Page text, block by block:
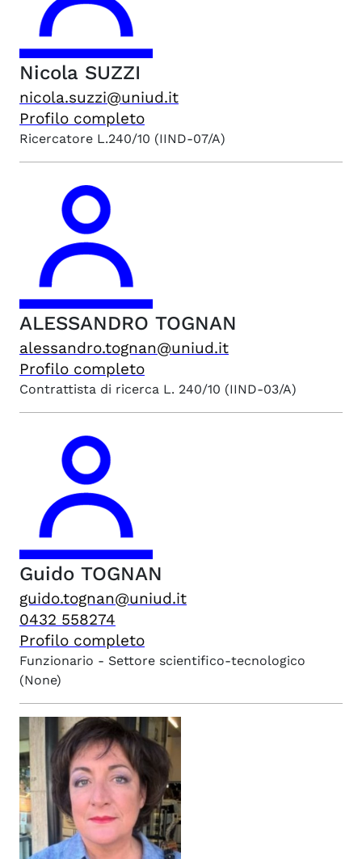
Nicola SUZZI
nicola.suzzi@uniud.it
Profilo completo
Ricercatore L.240/10 (IIND-07/A)
ALESSANDRO TOGNAN
alessandro.tognan@uniud.it
Profilo completo
Contrattista di ricerca L. 240/10 (IIND-03/A)
Guido TOGNAN
guido.tognan@uniud.it
0432 558274
Profilo completo
Funzionario - Settore scientifico-tecnologico
(None)